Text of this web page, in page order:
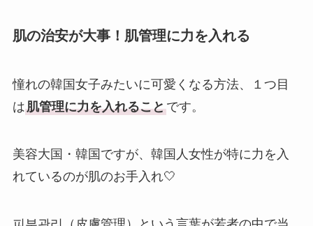
肌の治安が大事！肌管理に力を入れる
憧れの韓国女子みたいに可愛くなる方法、１つ目
は肌管理に力を入れることです。
美容大国・韓国ですが、韓国人女性が特に力を入
れているのが肌のお手入れ🤍